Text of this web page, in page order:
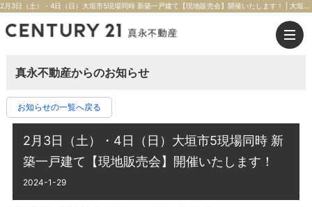
真永不動産からのお知らせ
お知らせの一覧へ戻る
2月3日（土）・4日（日）大垣市5現場同時 新
築一戸建て【現地販売会】開催いたします！
2024-1-29